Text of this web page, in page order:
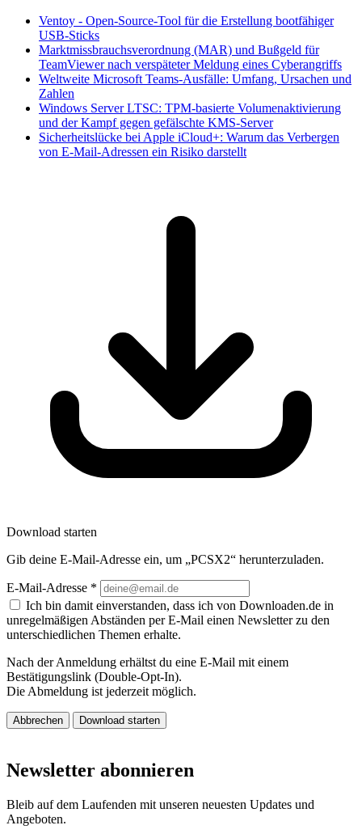
Ventoy - Open-Source-Tool für die Erstellung bootfähiger
USB-Sticks
Marktmissbrauchsverordnung (MAR) und Bußgeld für
TeamViewer nach verspäteter Meldung eines Cyberangriffs
Weltweite Microsoft Teams-Ausfälle: Umfang, Ursachen und
Zahlen
Windows Server LTSC: TPM-basierte Volumenaktivierung
und der Kampf gegen gefälschte KMS-Server
Sicherheitslücke bei Apple iCloud+: Warum das Verbergen
von E-Mail-Adressen ein Risiko darstellt
Download starten
Gib deine E-Mail-Adresse ein, um „PCSX2“ herunterzuladen.
E-Mail-Adresse *
Ich bin damit einverstanden, dass ich von Downloaden.de in
unregelmäßigen Abständen per E-Mail einen Newsletter zu den
unterschiedlichen Themen erhalte.
Nach der Anmeldung erhältst du eine E-Mail mit einem
Bestätigungslink (Double-Opt-In).
Die Abmeldung ist jederzeit möglich.
Abbrechen Download starten
Newsletter abonnieren
Bleib auf dem Laufenden mit unseren neuesten Updates und
Angeboten.